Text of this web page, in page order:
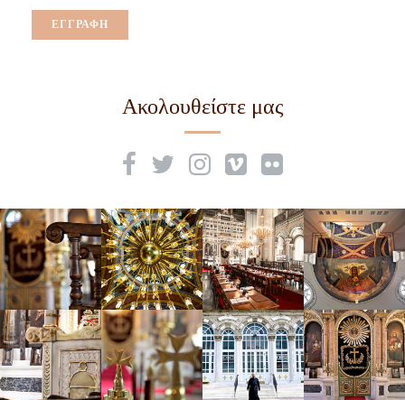
Ακολουθείστε μας